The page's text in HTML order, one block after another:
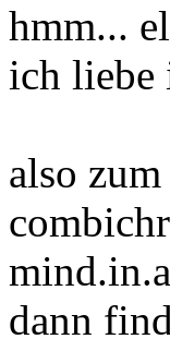
hmm...
ich
also
dann